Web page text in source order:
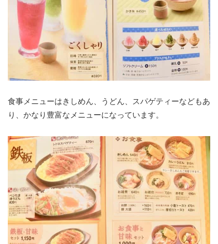
食事メニューはきしめん、うどん、スパゲティーなどもあ
り、かなり豊富なメニューになっています。